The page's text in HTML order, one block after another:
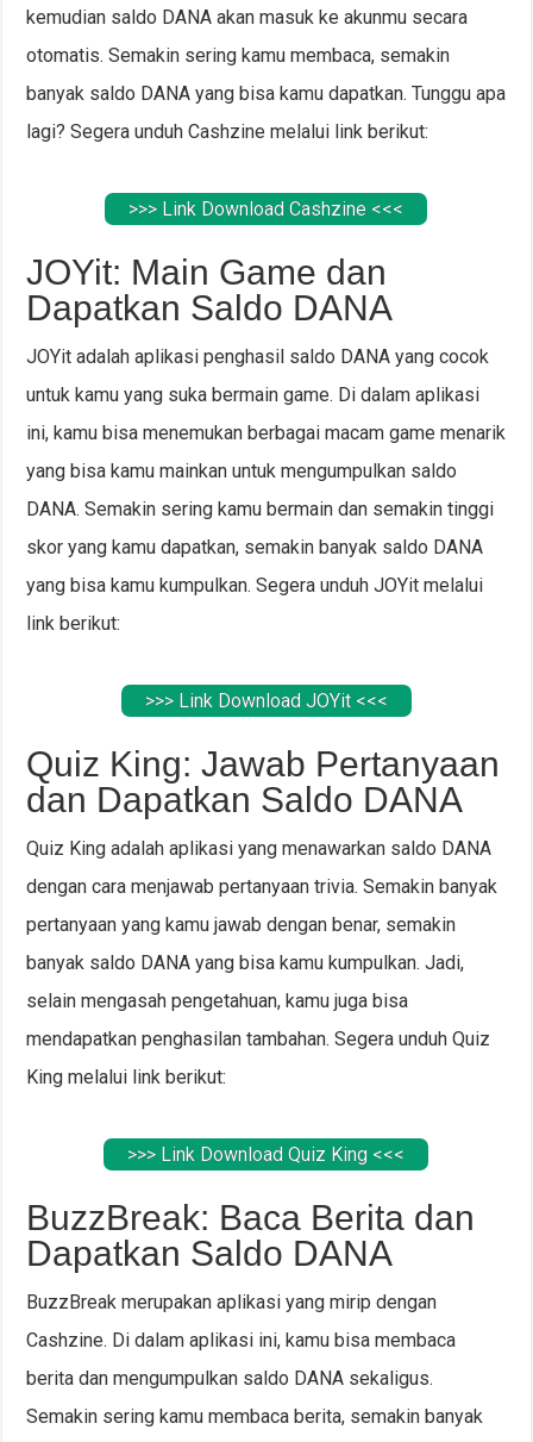
kemudian saldo DANA akan masuk ke akunmu secara
otomatis. Semakin sering kamu membaca, semakin
banyak saldo DANA yang bisa kamu dapatkan. Tunggu apa
lagi? Segera unduh Cashzine melalui link berikut:
>>> Link Download Cashzine <<<
JOYit: Main Game dan
Dapatkan Saldo DANA
JOYit adalah aplikasi penghasil saldo DANA yang cocok
untuk kamu yang suka bermain game. Di dalam aplikasi
ini, kamu bisa menemukan berbagai macam game menarik
yang bisa kamu mainkan untuk mengumpulkan saldo
DANA. Semakin sering kamu bermain dan semakin tinggi
skor yang kamu dapatkan, semakin banyak saldo DANA
yang bisa kamu kumpulkan. Segera unduh JOYit melalui
link berikut:
>>> Link Download JOYit <<<
Quiz King: Jawab Pertanyaan
dan Dapatkan Saldo DANA
Quiz King adalah aplikasi yang menawarkan saldo DANA
dengan cara menjawab pertanyaan trivia. Semakin banyak
pertanyaan yang kamu jawab dengan benar, semakin
banyak saldo DANA yang bisa kamu kumpulkan. Jadi,
selain mengasah pengetahuan, kamu juga bisa
mendapatkan penghasilan tambahan. Segera unduh Quiz
King melalui link berikut:
>>> Link Download Quiz King <<<
BuzzBreak: Baca Berita dan
Dapatkan Saldo DANA
BuzzBreak merupakan aplikasi yang mirip dengan
Cashzine. Di dalam aplikasi ini, kamu bisa membaca
berita dan mengumpulkan saldo DANA sekaligus.
Semakin sering kamu membaca berita, semakin banyak